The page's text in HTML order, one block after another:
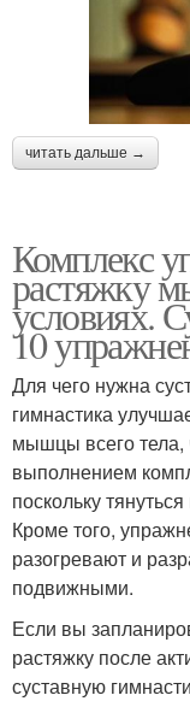
читать дальше →
Комплекс
растяжку
условиях.
10
Для чего нужна
гимнастика
мышцы всего тела,
выполнением
поскольку
Кроме того,
разогревают и
подвижными.
Если вы
растяжку после
суставную